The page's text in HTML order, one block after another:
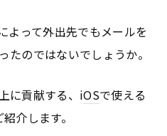
よって外出先でもメールを
たのではないでしょうか。
に貢献する、iOSで使える
介します。